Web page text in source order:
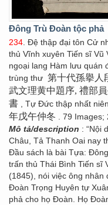
Đông Trù Đoàn tộc phả
234 . Đệ thập đại tôn Cử
thủ Vĩnh xuyên Tiến sĩ Vũ
ngoại lang Hàm lưu quán
trùng thư 第十代孫擧人
武文理黄中題序, 禮部
書 , Tự Đức thập nhất
年戊午仲冬 . 79 Images;
Mô tả/description : “Nội
Châu, Tả Thanh Oai nay
Đầu sách là bài Tựa:
trấn thủ Thái Bình Tiến sĩ
(1845), nói việc ông nhân
Đoàn Trọng Huyên tự
phả cho họ Đoàn. Họ